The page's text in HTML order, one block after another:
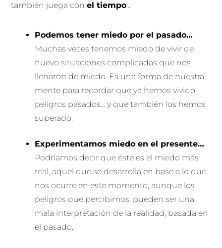
también juega conel tiempo…
Podemos tener miedo por el pasado…
Muchas veces tenemos miedo de vivir de
nuevo situaciones complicadas que nos
llenaron de miedo. Es una forma de nuestra
mente para recordar que ya hemos vivido
peligros pasados… y que también los hemos
superado.
Experimentamos miedo en el presente…
Podríamos decir que éste es el miedo más
real, aquel que se desarrolla en base a lo que
nos ocurre en este momento, aunque los
peligros que percibimos, pueden ser una
mala interpretación de la realidad, basada en
el pasado.